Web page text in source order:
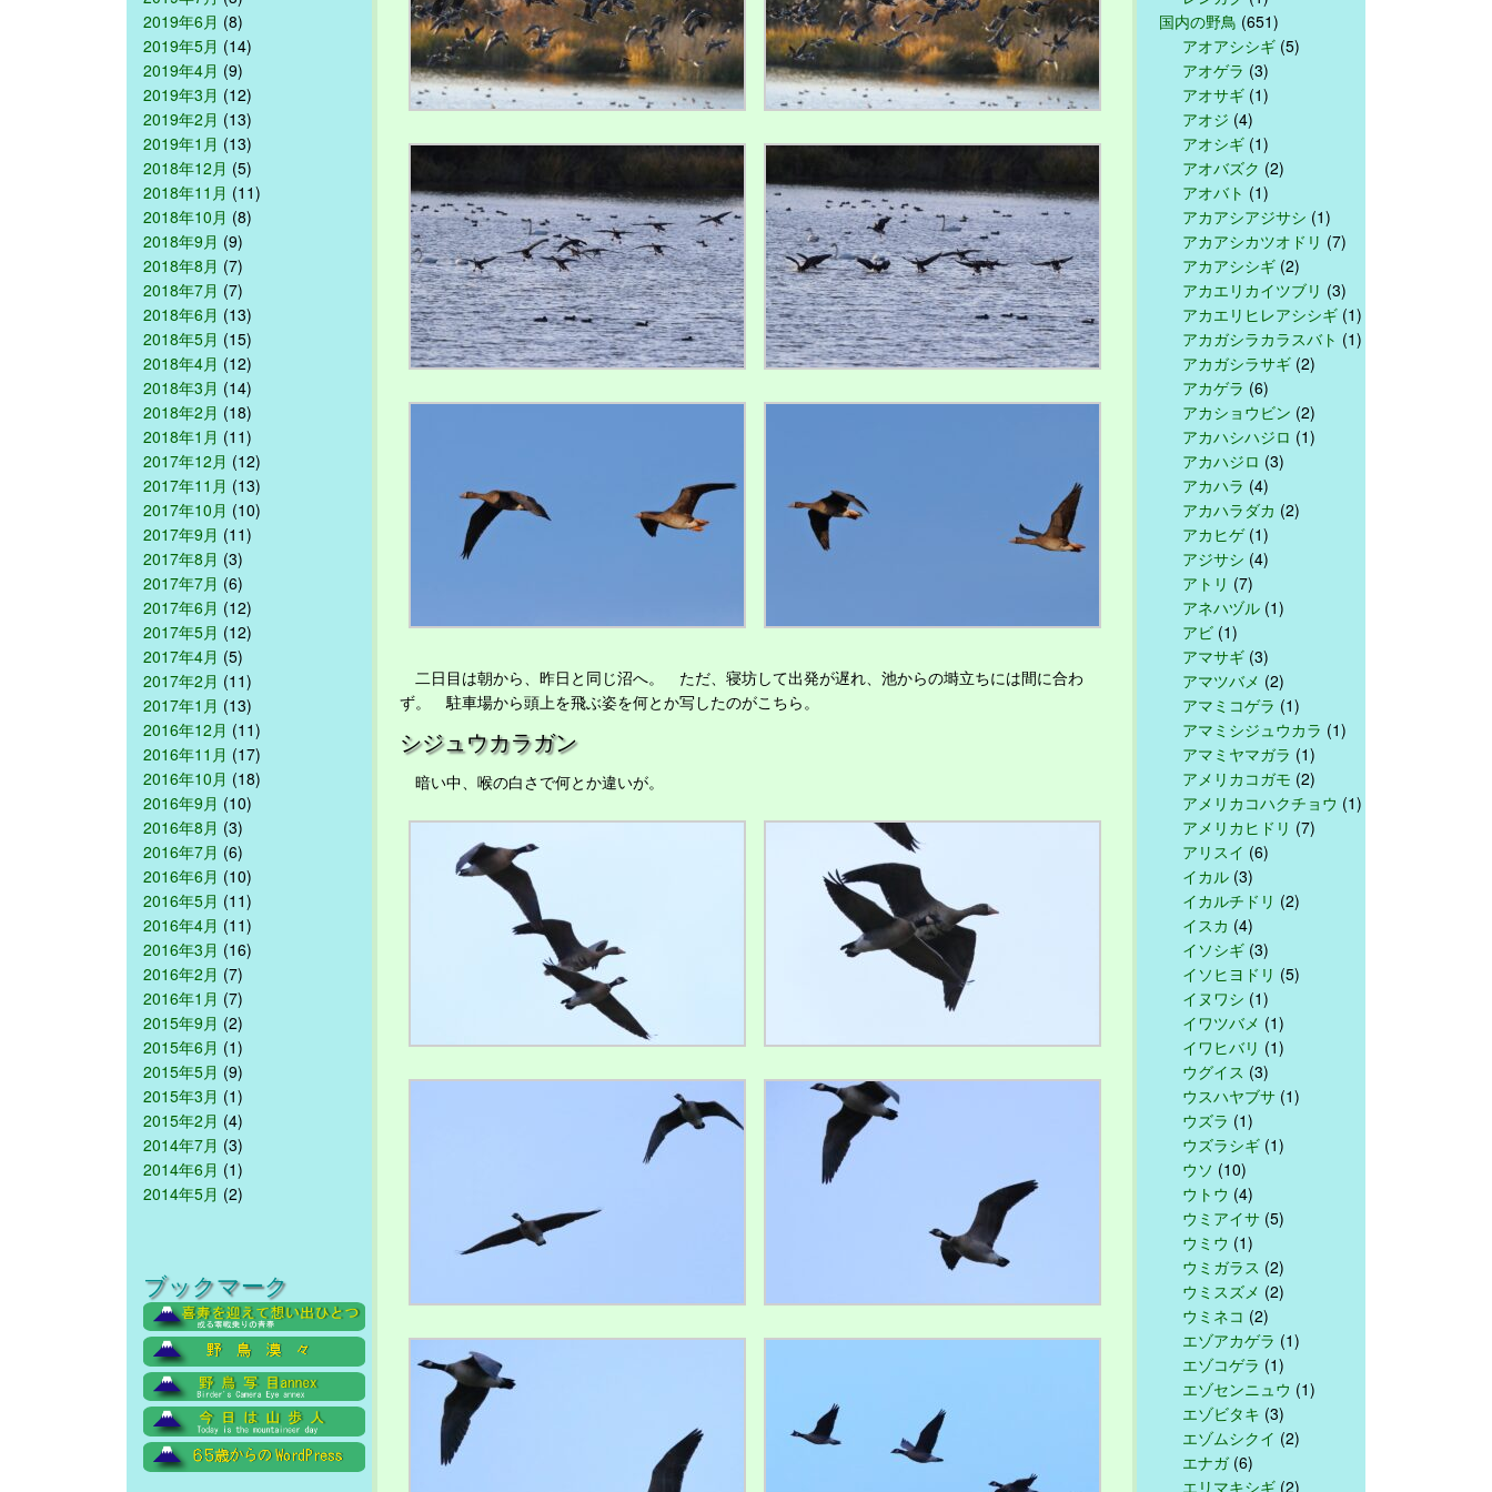
2019年6月 (8)
2019年5月 (14)
2019年4月 (9)
2019年3月 (12)
2019年2月 (13)
2019年1月 (13)
2018年12月 (5)
2018年11月 (11)
2018年10月 (8)
2018年9月 (9)
2018年8月 (7)
2018年7月 (7)
2018年6月 (13)
2018年5月 (15)
2018年4月 (12)
2018年3月 (14)
2018年2月 (18)
2018年1月 (11)
2017年12月 (12)
2017年11月 (13)
2017年10月 (10)
2017年9月 (11)
2017年8月 (3)
2017年7月 (6)
2017年6月 (12)
2017年5月 (12)
2017年4月 (5)
2017年2月 (11)
2017年1月 (13)
2016年12月 (11)
2016年11月 (17)
2016年10月 (18)
2016年9月 (10)
2016年8月 (3)
2016年7月 (6)
2016年6月 (10)
2016年5月 (11)
2016年4月 (11)
2016年3月 (16)
2016年2月 (7)
2016年1月 (7)
2015年9月 (2)
2015年6月 (1)
2015年5月 (9)
2015年3月 (1)
2015年2月 (4)
2014年7月 (3)
2014年6月 (1)
2014年5月 (2)
ブックマーク
二日目は朝から、昨日と同じ沼へ。 ただ、寝坊して出発が遅れ、池からの塒立ちには間に合わ
ず。 駐車場から頭上を飛ぶ姿を何とか写したのがこちら。
シジュウカラガン
暗い中、喉の白さで何とか違いが。
国内の野鳥 (651)
アオアシシギ (5)
アオゲラ (3)
アオサギ (1)
アオジ (4)
アオシギ (1)
アオバズク (2)
アオバト (1)
アカアシアジサシ (1)
アカアシカツオドリ (7)
アカアシシギ (2)
アカエリカイツブリ (3)
アカエリヒレアシシギ (1)
アカガシラカラスバト (1)
アカガシラサギ (2)
アカゲラ (6)
アカショウビン (2)
アカハシハジロ (1)
アカハジロ (3)
アカハラ (4)
アカハラダカ (2)
アカヒゲ(1)
アジサシ (4)
アトリ (7)
アネハヅル (1)
アビ (1)
アマサギ (3)
アマツバメ (2)
アマミコゲラ (1)
アマミシジュウカラ (1)
アマミヤマガラ (1)
アメリカコガモ (2)
アメリカコハクチョウ (1)
アメリカヒドリ (7)
アリスイ (6)
イカル (3)
イカルチドリ (2)
イスカ (4)
イソシギ (3)
イソヒヨドリ (5)
イヌワシ (1)
イワツバメ (1)
イワヒバリ (1)
ウグイス (3)
ウスハヤブサ (1)
ウズラ (1)
ウズラシギ (1)
ウソ (10)
ウトウ (4)
ウミアイサ (5)
ウミウ (1)
ウミガラス (2)
ウミスズメ (2)
ウミネコ (2)
エゾアカゲラ (1)
エゾコゲラ (1)
エゾセンニュウ (1)
エゾビタキ (3)
エゾムシクイ (2)
エナガ(6)
エリマキシギ (2)